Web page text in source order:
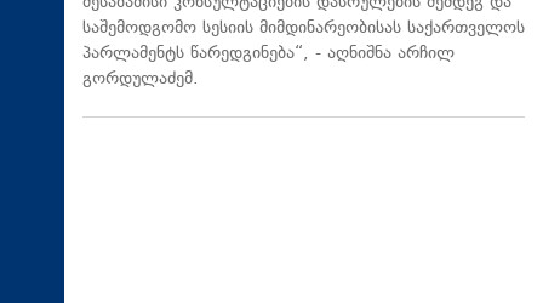
საშემოდგომო სესიის მიმდინარეობისას საქართველოს
პარლამენტს წარედგინება“, - აღნიშნა არჩილ
გორდულაძემ.